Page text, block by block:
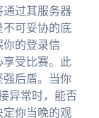
过其服务器
可妥协的底
你的登录信
享受比赛。此
后盾。当你
异常时，能否
定你当晚的观